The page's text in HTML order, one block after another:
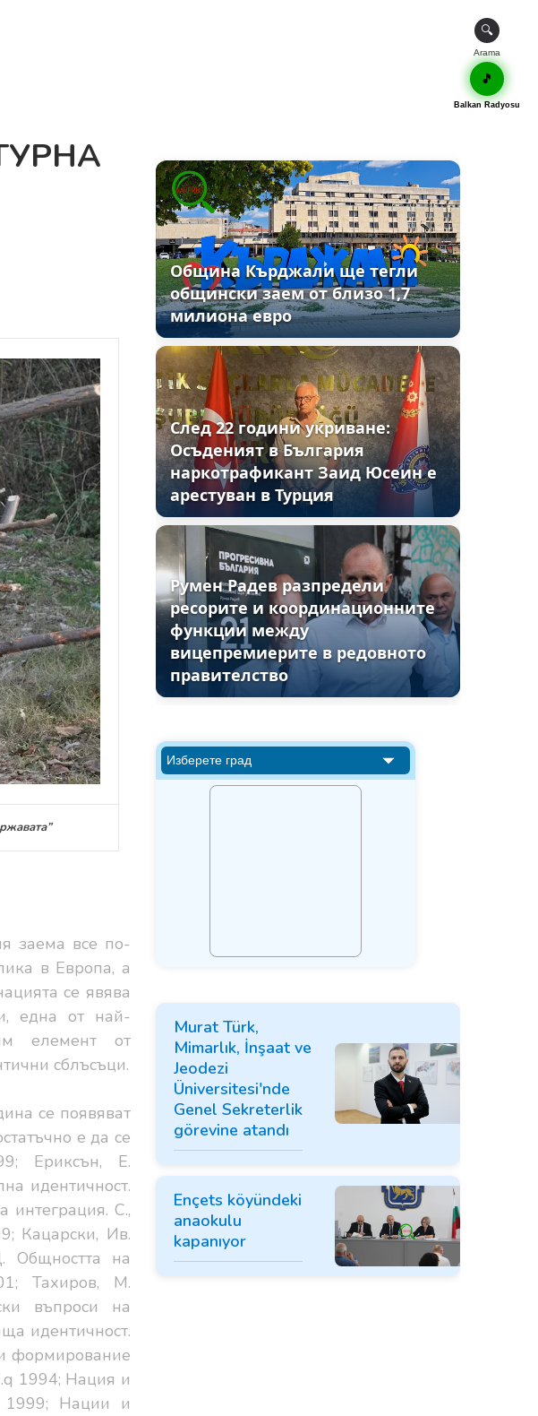
заема все по-
в Европа, а
се явява
една от най-
елемент от
сблъсъци.
се появяват
е да се
Ериксън, Е.
идентичност.
интеграция. С.,
Кацарски, Ив.
Общността на
Тахиров, М.
въпроси на
идентичност.
фоpмиpование
q 1994; Нация и
Нации и
Община Кърджали ще тегли
общински заем от близо 1,7
милиона евро
След 22 години укриване:
Осъденият в България
наркотрафикант Заид Юсеин е
арестуван в Турция
Румен Радев разпредели
ресорите и координационните
функции между
вицепремиерите в редовното
правителство
Murat Türk,
Mimarlık, İnşaat ve
Jeodezi
Üniversitesi'nde
Genel Sekreterlik
görevine atandı
Ençets köyündeki
anaokulu
kapanıyor
🔍
Arama
🎵
Balkan Radyosu